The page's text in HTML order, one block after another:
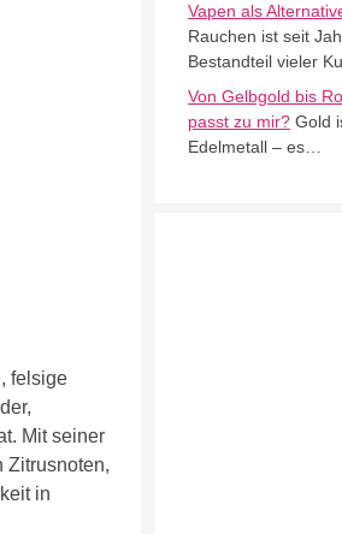
felsige
Mit seiner
Zitrusnoten,
in
Vapen als
Rauchen ist seit
Bestandteil vieler
Von Gelbgold bis
passt zu mir?Gold
Edelmetall – es…